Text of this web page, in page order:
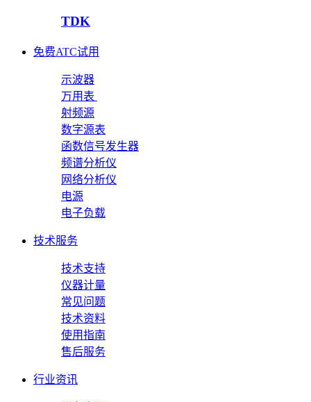
TDK
免费ATC试用
示波器
万用表
射频源
数字源表
函数信号发生器
频谱分析仪
网络分析仪
电源
电子负载
技术服务
技术支持
仪器计量
常见问题
技术资料
使用指南
售后服务
行业资讯